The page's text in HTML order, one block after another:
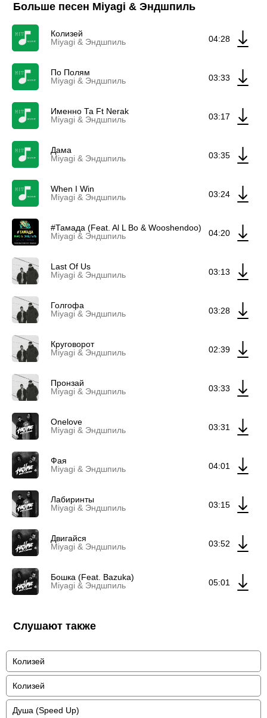
Больше песен Miyagi & Эндшпиль
Колизей
Miyagi & Эндшпиль
04:28
По Полям
Miyagi & Эндшпиль
03:33
Именно Та Ft Nerak
Miyagi & Эндшпиль
03:17
Дама
Miyagi & Эндшпиль
03:35
When I Win
Miyagi & Эндшпиль
03:24
#Тамада (Feat. Al L Bo & Wooshendoo)
Miyagi & Эндшпиль
04:20
Last Of Us
Miyagi & Эндшпиль
03:13
Голгофа
Miyagi & Эндшпиль
03:28
Круговорот
Miyagi & Эндшпиль
02:39
Пронзай
Miyagi & Эндшпиль
03:33
Onelove
Miyagi & Эндшпиль
03:31
Фая
Miyagi & Эндшпиль
04:01
Лабиринты
Miyagi & Эндшпиль
03:15
Двигайся
Miyagi & Эндшпиль
03:52
Бошка (Feat. Bazuka)
Miyagi & Эндшпиль
05:01
Слушают также
Колизей
Колизей
Душа (Speed Up)